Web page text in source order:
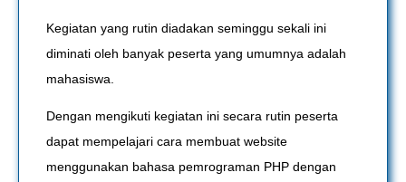
Kegiatan yang rutin diadakan seminggu sekali ini
diminati oleh banyak peserta yang umumnya adalah
mahasiswa.
Dengan mengikuti kegiatan ini secara rutin peserta
dapat mempelajari cara membuat website
menggunakan bahasa pemrograman PHP dengan